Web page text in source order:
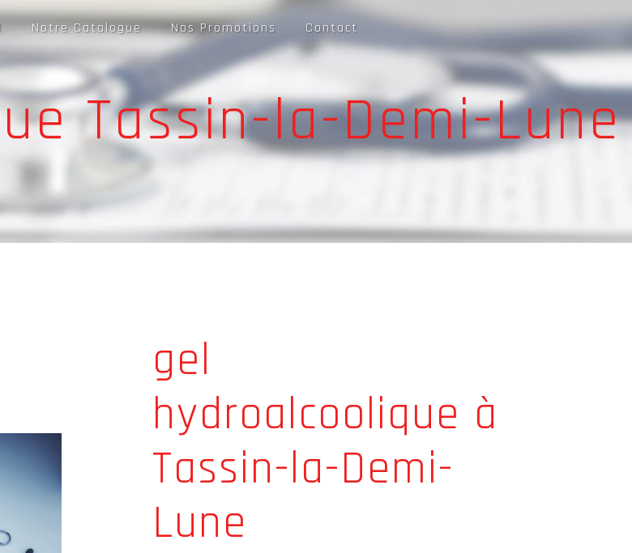
Notre Catalogue Nos Promotions Contact
Tassin-la-Demi-Lune
gel
hydroalcoolique à
Tassin-la-Demi-
Lune